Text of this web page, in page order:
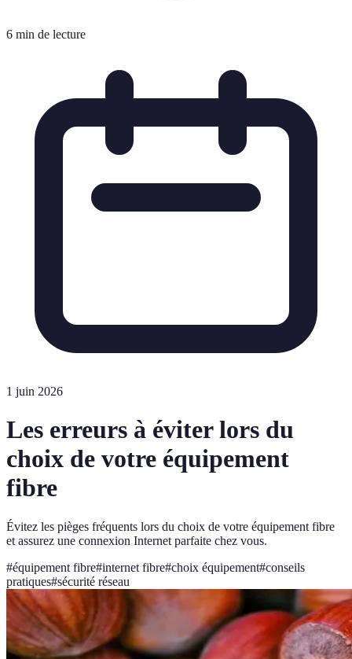
6 min de lecture
1 juin 2026
Les erreurs à éviter lors du
choix de votre équipement
fibre
Évitez les pièges fréquents lors du choix de votre équipement fibre
et assurez une connexion Internet parfaite chez vous.
#équipement fibre#internet fibre#choix équipement#conseils
pratiques#sécurité réseau